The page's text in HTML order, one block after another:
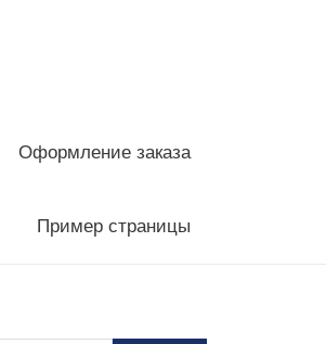
Оформление заказа
Пример страницы